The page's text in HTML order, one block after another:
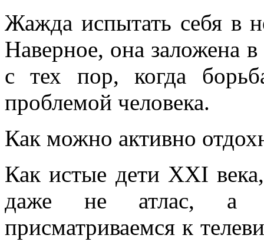
Жажда испытать себя в
Наверное, она заложена в
с тех пор, когда
проблемой человека.
Как можно активно
Как истые дети XXI
даже не атлас, а
присматриваемся к